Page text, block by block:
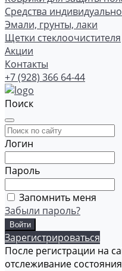
Средства
Эмали, грунты, лаки
Щетки стеклоочистителя
Акции
Контакты
+7 (928) 366 64-44
Поиск
Логин
Пароль
Запомнить меня
Забыли пароль?
Зарегистрироваться
После регистрации на
отслеживание